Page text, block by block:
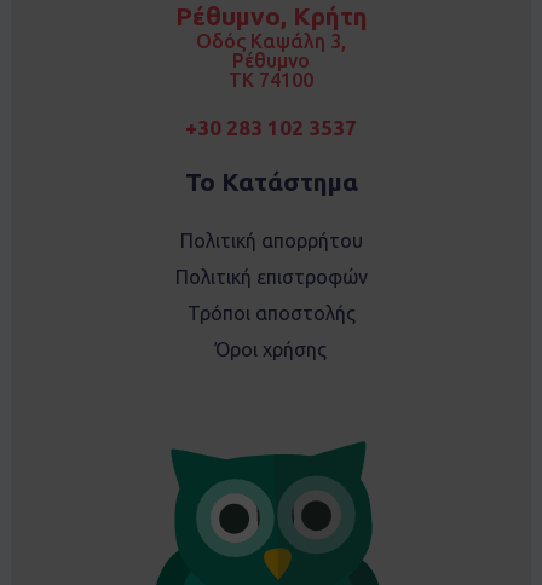
o
k
r
a
m
Ρέθυμνο, Κρήτη
Οδός Καψάλη 3,
Ρέθυμνο
TK 74100
+30 283 102 3537
Το Κατάστημα
Πολιτική απορρήτου
Πολιτική επιστροφών
Τρόποι αποστολής
Όροι χρήσης